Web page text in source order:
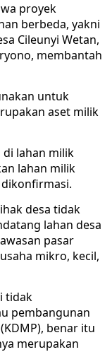
proyek
berbeda, yakni
Cileunyi Wetan,
membantah
untuk
aset milik
di lahan milik
lahan milik
dikonfirmasi.
desa tidak
lahan desa
pasar
mikro, kecil,
tidak
pembangunan
benar itu
merupakan